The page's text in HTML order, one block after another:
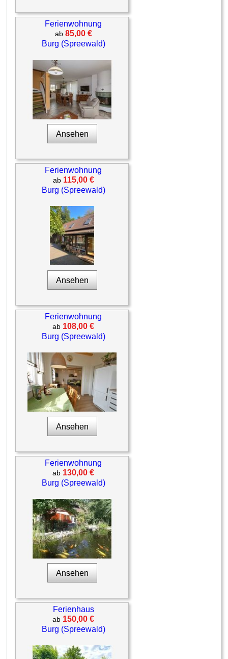
Ferienwohnung
ab 85,00 €
Burg (Spreewald)
Ansehen
Ferienwohnung
ab 115,00 €
Burg (Spreewald)
Ansehen
Ferienwohnung
ab 108,00 €
Burg (Spreewald)
Ansehen
Ferienwohnung
ab 130,00 €
Burg (Spreewald)
Ansehen
Ferienhaus
ab 150,00 €
Burg (Spreewald)